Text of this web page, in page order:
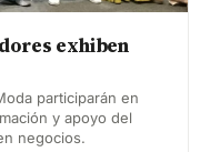
exhiben
participarán en
y apoyo del
negocios.